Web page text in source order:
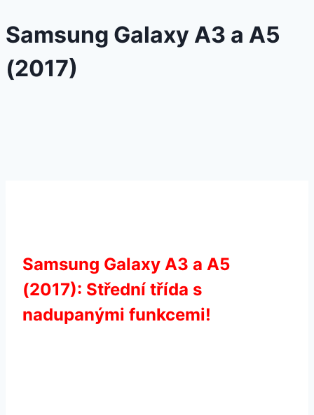
Samsung Galaxy A3 a A5
(2017)
Samsung Galaxy A3 a A5
(2017): Střední třída s
nadupanými funkcemi!